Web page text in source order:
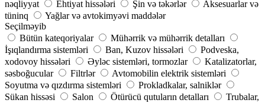
nəqliyyat
Ehtiyat hissələri Şin və təkərlər
Aksesuarlar və
tüninq
Yağlar və avtokimyəvi maddələr
Seçilməyib
Bütün kateqoriyalar
Mühərrik və mühərrik detalları
İşıqlandırma sistemləri
Ban, Kuzov hissələri
Podveska,
xodovoy hissələri
Əyləc sistemləri, tormozlar
Katalizatorlar,
səsboğucular
Filtrlər
Avtomobilin elektrik sistemləri
Soyutma və qızdırma sistemləri
Prokladkalar, salniklər
Sükan hissəsi
Salon Ötürücü qutuların detalları
Trubalar,